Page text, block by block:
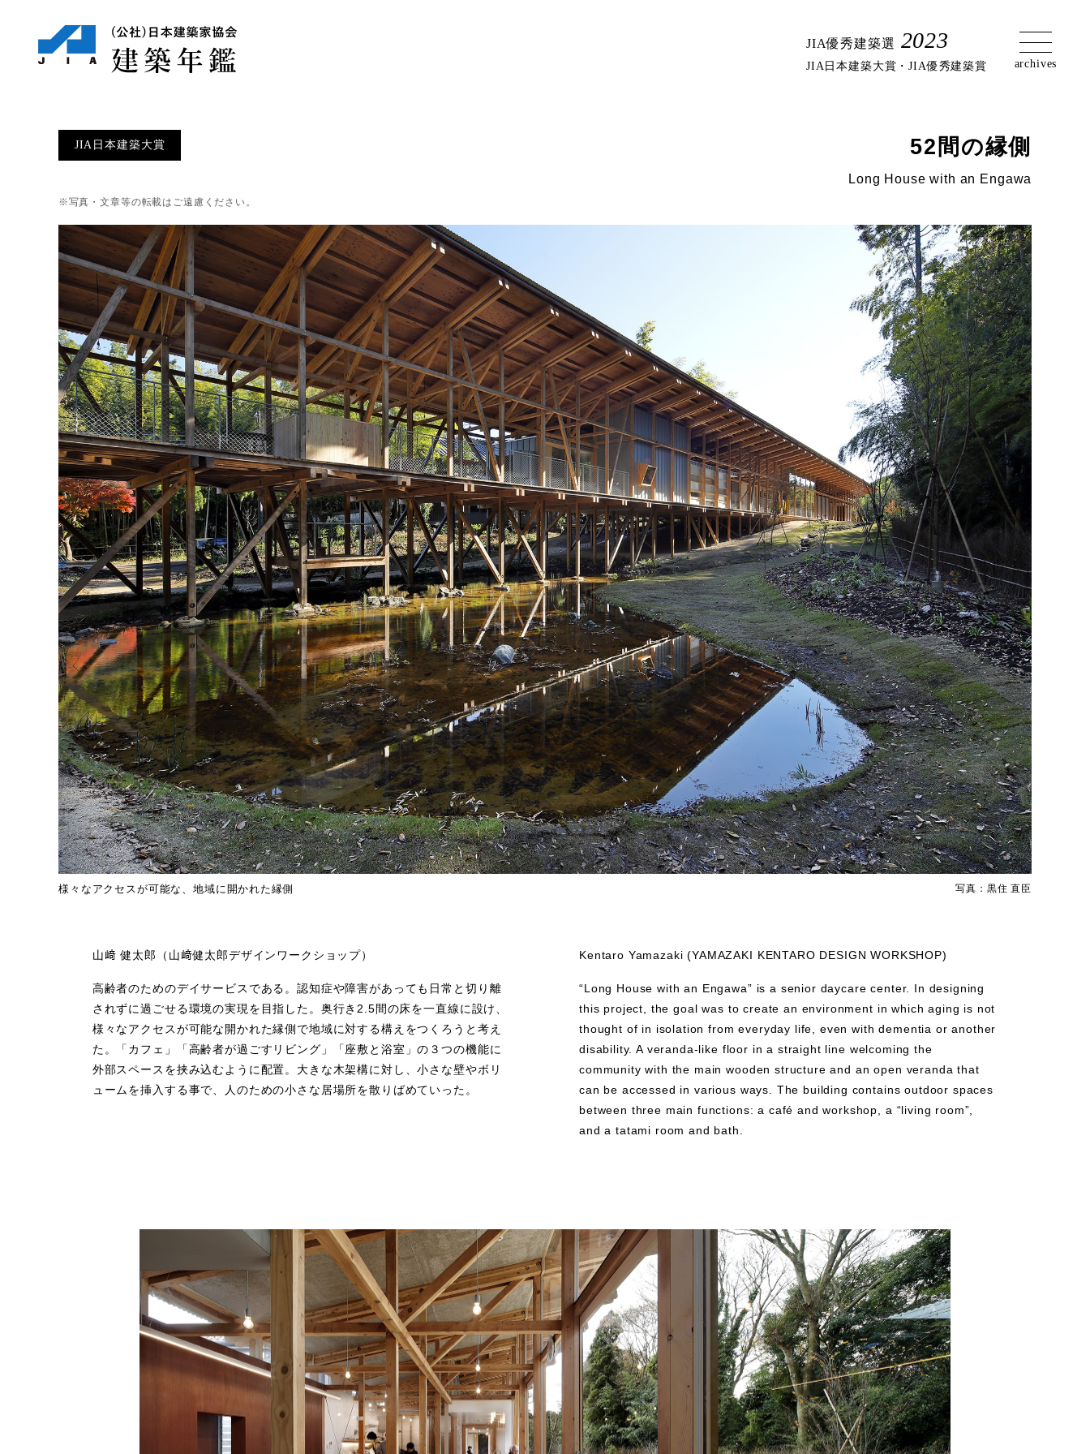
JIA優秀建築選 2023
JIA日本建築大賞・JIA優秀建築賞
JIA日本建築大賞 52間の縁側
Long House with an Engawa
※写真・文章等の転載はご遠慮ください。
様々なアクセスが可能な、地域に開かれた縁側 写真：黒住 直臣
山﨑 健太郎（山﨑健太郎デザインワークショップ）
高齢者のためのデイサービスである。認知症や障害があっても日常と切り離
されずに過ごせる環境の実現を目指した。奥行き2.5間の床を一直線に設け、
様々なアクセスが可能な開かれた縁側で地域に対する構えをつくろうと考え
た。「カフェ」「高齢者が過ごすリビング」「座敷と浴室」の３つの機能に
外部スペースを挟み込むように配置。大きな木架構に対し、小さな壁やボリ
ュームを挿入する事で、人のための小さな居場所を散りばめていった。
Kentaro Yamazaki (YAMAZAKI KENTARO DESIGN WORKSHOP)
“Long House with an Engawa” is a senior daycare center. In designing
this project, the goal was to create an environment in which aging is not
thought of in isolation from everyday life, even with dementia or another
disability. A veranda-like floor in a straight line welcoming the
community with the main wooden structure and an open veranda that
can be accessed in various ways. The building contains outdoor spaces
between three main functions: a café and workshop, a “living room”,
and a tatami room and bath.